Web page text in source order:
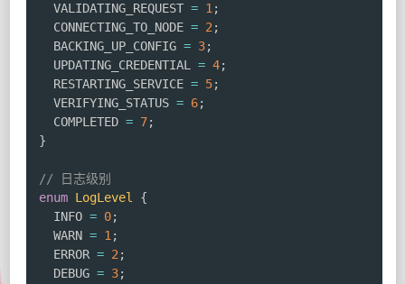
  VALIDATING_REQUEST
= 1;
  CONNECTING_TO_NODE
= 2;
  BACKING_UP_CONFIG
= 3;
  UPDATING_CREDENTIAL
= 4;
  RESTARTING_SERVICE
= 5;
  VERIFYING_STATUS
= 6;
  COMPLETED
= 7;
}
// 日志级别
enum LogLevel
{
  INFO
= 0;
  WARN
= 1;
  ERROR
= 2;
  DEBUG
= 3;